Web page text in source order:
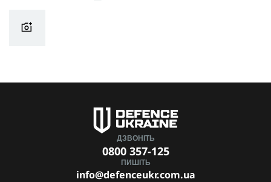
ДЗВОНІТЬ
0800 357-125
ПИШІТЬ
info@defenceukr.com.ua